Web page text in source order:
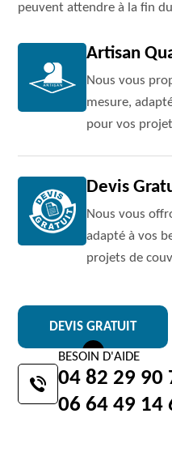
peuvent attendre à la fin
Artisan
Nous vous
mesure,
pour vos
Devis
Nous vous
adapté à vos
projets de
DEVIS GRATUIT
BESOIN D'AIDE
04 82 29 90
06 64 49 14